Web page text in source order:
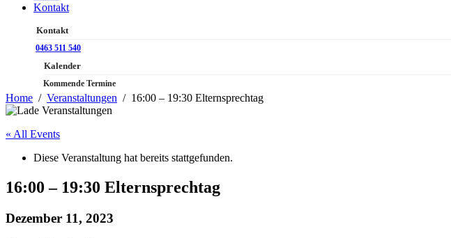
Kontakt
Kontakt
0463 511 540
Kalender
Kommende Termine
Home Veranstaltungen 16:00 – 19:30 Elternsprechtag
« All Events
Diese Veranstaltung hat bereits stattgefunden.
16:00 – 19:30 Elternsprechtag
Dezember 11, 2023